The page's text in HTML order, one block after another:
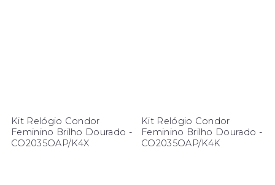
Kit Relógio Condor
Feminino Brilho Dourado -
CO2035OAP/K4X
Kit Relógio Condor
Feminino Brilho Dourado -
CO2035OAP/K4K